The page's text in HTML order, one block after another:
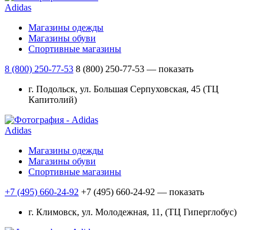
Adidas
Магазины одежды
Магазины обуви
Спортивные магазины
8 (800) 250-77-53 8 (800) 250-77-53 — показать
г. Подольск, ул. Большая Серпуховская, 45 (ТЦ
Капитолий)
Adidas
Магазины одежды
Магазины обуви
Спортивные магазины
+7 (495) 660-24-92 +7 (495) 660-24-92 — показать
г. Климовск, ул. Молодежная, 11, (ТЦ Гиперглобус)